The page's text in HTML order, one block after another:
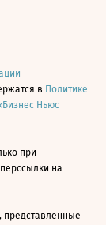
в Политике
Ньюс
при
на
представленные